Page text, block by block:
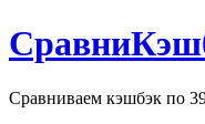
Сравниваем кэшбэк по